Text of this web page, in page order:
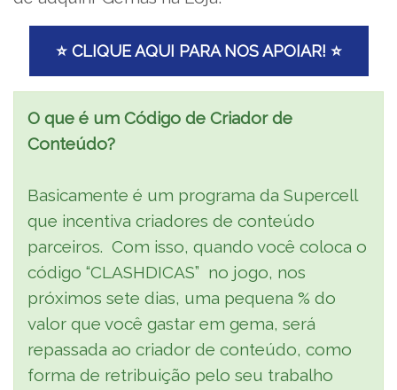
⭐ CLIQUE AQUI PARA NOS APOIAR! ⭐
O que é um Código de Criador de
Conteúdo?
Basicamente é um programa da Supercell
que incentiva criadores de conteúdo
parceiros. Com isso, quando você coloca o
código “CLASHDICAS” no jogo, nos
próximos sete dias, uma pequena % do
valor que você gastar em gema, será
repassada ao criador de conteúdo, como
forma de retribuição pelo seu trabalho